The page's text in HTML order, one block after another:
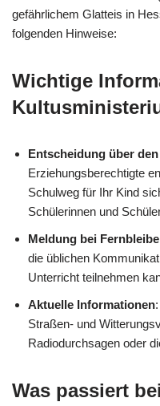
gefährlichem Glatteis in
folgenden Hinweise:
Wichtige
Entscheidung über
Erziehungsberechtigte
Schulweg für Ihr Kind
Schülerinnen und
Meldung bei
die üblichen
Unterricht teilnehmen
Aktuelle Informationen
Straßen- und
Radiodurchsagen oder
Was passiert